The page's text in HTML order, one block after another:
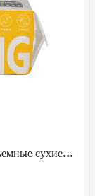
Одноразовое полотенце для лица - это съемные сухие полотенца.